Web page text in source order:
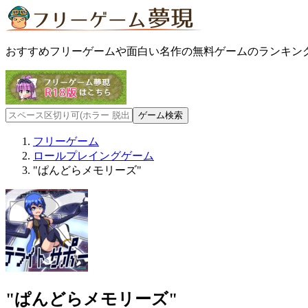
おすすめフリーゲームや面白い名作の無料ゲームのランキン
フリーゲーム
ロールプレイングゲーム
"ぱんどらメモリーズ"
"ぱんどらメモリーズ"